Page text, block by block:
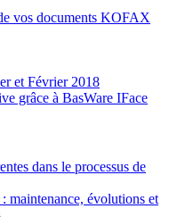
vos documents KOFAX
et Février 2018
grâce à BasWare IFace
dans le processus de
maintenance, évolutions et